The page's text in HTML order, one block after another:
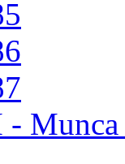
Munca